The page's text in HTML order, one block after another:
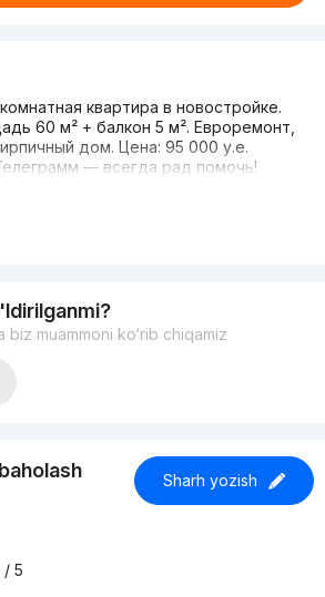
квартира в новостройке.
60 м² + балкон 5 м². Евроремонт,
дом. Цена: 95 000 у.е.
— всегда рад помочь!
muammoni ko‘rib chiqamiz
Sharh yozish
/ 5